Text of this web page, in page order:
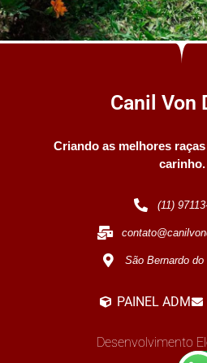
Lindos e inteligentes, os Spitz são
RESERVE JÁ O SEU FILHOTE
Canil Von
Criando as melhores
carinho.
(11)
São Bernardo
PAINEL ADM
Desenvolvimento